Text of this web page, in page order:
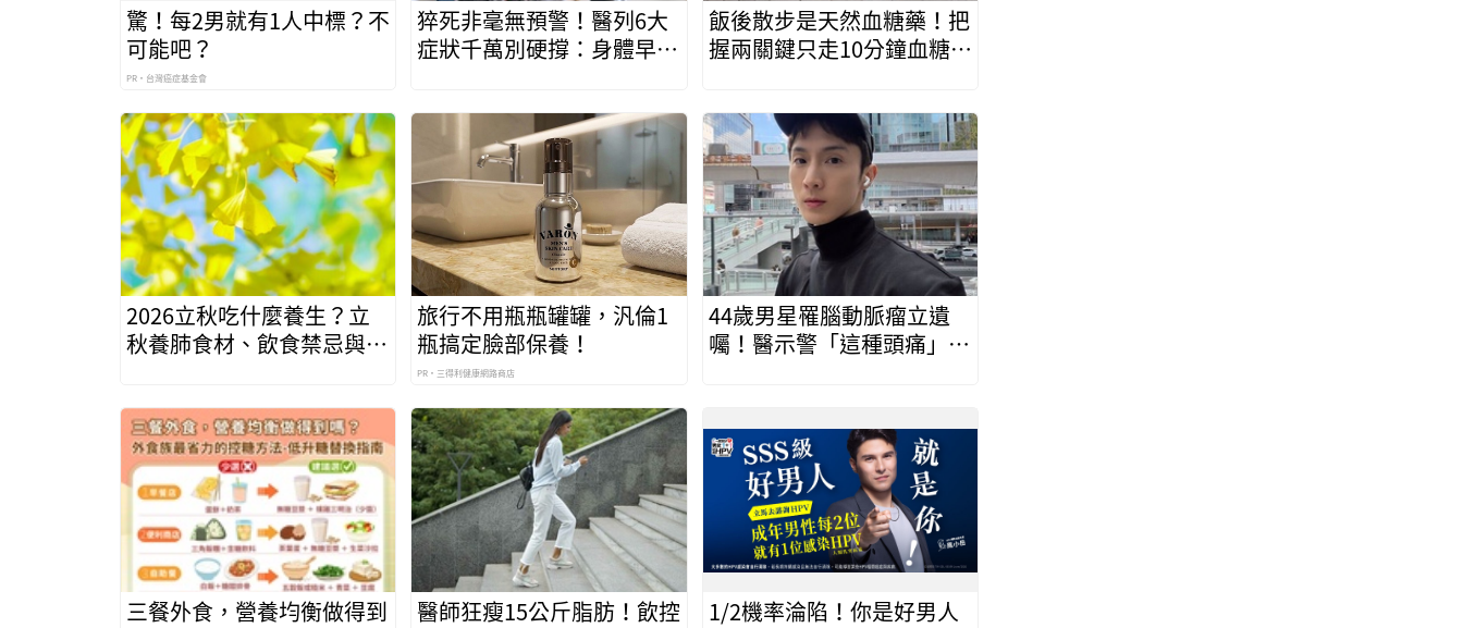
驚！每2男就有1人中標？不
可能吧？
PR・台灣癌症基金會
猝死非毫無預警！醫列6大
症狀千萬別硬撐：身體早有
飯後散步是天然血糖藥！把
握兩關鍵只走10分鐘血糖降
2026立秋吃什麼養生？立
秋養肺食材、飲食禁忌與防
旅行不用瓶瓶罐罐，汎倫1
瓶搞定臉部保養！
PR・三得利健康網路商店
44歲男星罹腦動脈瘤立遺
囑！醫示警「這種頭痛」千
三餐外食，營養均衡做得到
醫師狂瘦15公斤脂肪！飲控
1/2機率淪陷！你是好男人